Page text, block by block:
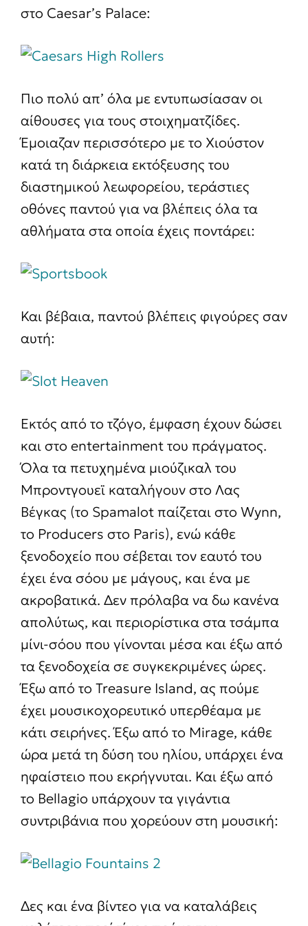
στο Caesar’s Palace:
Πιο πολύ απ’ όλα με εντυπωσίασαν οι
αίθουσες για τους στοιχηματζίδες.
Έμοιαζαν περισσότερο με το Χιούστον
κατά τη διάρκεια εκτόξευσης του
διαστημικού λεωφορείου, τεράστιες
οθόνες παντού για να βλέπεις όλα τα
αθλήματα στα οποία έχεις ποντάρει:
Και βέβαια, παντού βλέπεις φιγούρες σαν
αυτή:
Εκτός από το τζόγο, έμφαση έχουν δώσει
και στο entertainment του πράγματος.
Όλα τα πετυχημένα μιούζικαλ του
Μπροντγουεϊ καταλήγουν στο Λας
Βέγκας (το Spamalot παίζεται στο Wynn,
το Producers στο Paris), ενώ κάθε
ξενοδοχείο που σέβεται τον εαυτό του
έχει ένα σόου με μάγους, και ένα με
ακροβατικά. Δεν πρόλαβα να δω κανένα
απολύτως, και περιορίστικα στα τσάμπα
μίνι-σόου που γίνονται μέσα και έξω από
τα ξενοδοχεία σε συγκεκριμένες ώρες.
Έξω από το Treasure Island, ας πούμε
έχει μουσικοχορευτικό υπερθέαμα με
κάτι σειρήνες. Έξω από το Mirage, κάθε
ώρα μετά τη δύση του ηλίου, υπάρχει ένα
ηφαίστειο που εκρήγνυται. Και έξω από
το Bellagio υπάρχουν τα γιγάντια
συντριβάνια που χορεύουν στη μουσική:
Δες και ένα βίντεο για να καταλάβεις